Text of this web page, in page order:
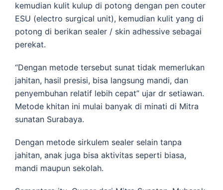
kemudian kulit kulup di potong dengan pen couter
ESU (electro surgical unit), kemudian kulit yang di
potong di berikan sealer / skin adhessive sebagai
perekat.
“Dengan metode tersebut sunat tidak memerlukan
jahitan, hasil presisi, bisa langsung mandi, dan
penyembuhan relatif lebih cepat” ujar dr setiawan.
Metode khitan ini mulai banyak di minati di Mitra
sunatan Surabaya.
Dengan metode sirkulem sealer selain tanpa
jahitan, anak juga bisa aktivitas seperti biasa,
mandi maupun sekolah.